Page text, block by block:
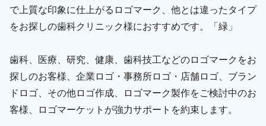
で上質な印象に仕上がるロゴマーク、他とは違ったタイプ
をお探しの歯科クリニック様におすすめです。「緑」
歯科、医療、研究、健康、歯科技工などのロゴマークをお
探しのお客様、企業ロゴ・事務所ロゴ・店舗ロゴ、ブラン
ドロゴ、その他ロゴ作成、ロゴマーク製作をご検討中のお
客様、ロゴマーケットが強力サポートを約束します。